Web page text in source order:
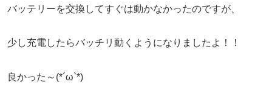
バッテリーを交換してすぐは動かなかったのですが、
少し充電したらバッチリ動くようになりましたよ！！
良かった～(*´ω`*)